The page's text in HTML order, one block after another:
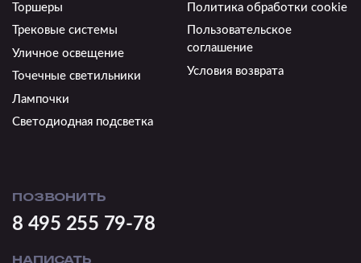
Торшеры
Трековые системы
Уличное освещение
Точечные светильники
Лампочки
Светодиодная подсветка
Политика обработки cookie
Пользовательское
соглашение
Условия возврата
ПОЗВОНИТЬ
8 495 255 79-78
НАПИСАТЬ